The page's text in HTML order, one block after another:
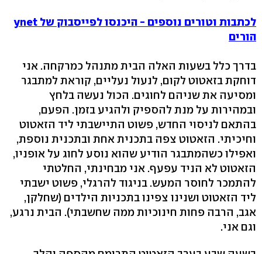
לכתבות וטורים נוספים - היכנסו לפייסבוק של ynet
הורים
בדרך כלל בשעות האלה הבית מתנהל כמרקחה. אני
דוחקת בזאטוט לקום, לנעול נעליים, קוראת למתבגר
ומסיעה את שניהם לחוגים. הכול נעשה בלחץ
ובמהירות על מנת להספיק ולהגיע בזמן. הפעם,
בהתאם לניסוי החדש, פשוט התיישבתי ליד הזאטוט
וחיכיתי. הזאטוט צפה בתכנית אחת ובתכנית נוספת,
ואפילו כשהמתבגר הודיע שהוא נוסע לחוג על אופניו,
הזאטוט לא הניד עפעף. אני מבחינתי, החלטתי
להתמכר לחוסר המעש. בניגוד להרגלי, פשוט ישבתי
ליד הזאטוט ושנינו צפינו בתכניות הילדים (שחלקן,
אגב, הרבה פחות חינוכיות ממה שחשבתי). הבית נרגע,
וגם אני.